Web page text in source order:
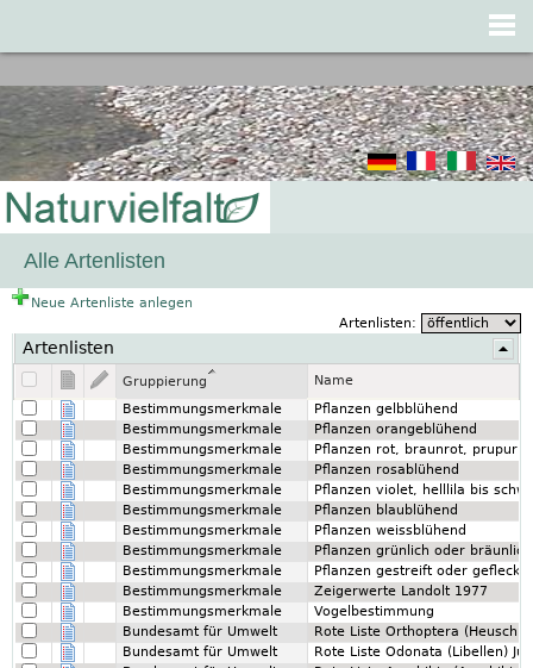
Alle Artenlisten
Neue Artenliste anlegen
Artenlisten:
Artenlisten
Gruppierung
Name
Bestimmungsmerkmale
Pflanzen gelbblühend
Bestimmungsmerkmale
Pflanzen orangeblühend
Bestimmungsmerkmale
Pflanzen rot, braunrot,
Bestimmungsmerkmale
Pflanzen rosablühend
Bestimmungsmerkmale
Pflanzen violet, helllila bis
Bestimmungsmerkmale
Pflanzen blaublühend
Bestimmungsmerkmale
Pflanzen weissblühend
Bestimmungsmerkmale
Pflanzen grünlich oder
Bestimmungsmerkmale
Pflanzen gestreift oder
Bestimmungsmerkmale
Zeigerwerte Landolt 1977
Bestimmungsmerkmale
Vogelbestimmung
Bundesamt für Umwelt
Rote Liste Orthoptera
Bundesamt für Umwelt
Rote Liste Odonata (Libellen)